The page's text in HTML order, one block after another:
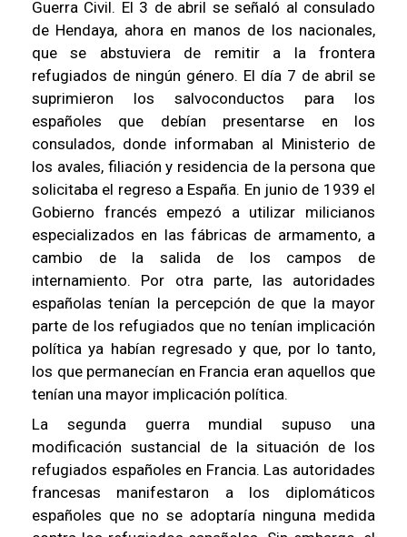
Guerra Civil. El 3 de abril se señaló al consulado
de Hendaya, ahora en manos de los nacionales,
que se abstuviera de remitir a la frontera
refugiados de ningún género. El día 7 de abril se
suprimieron los salvoconductos para los
españoles que debían presentarse en los
consulados, donde informaban al Ministerio de
los avales, filiación y residencia de la persona que
solicitaba el regreso a España. En junio de 1939 el
Gobierno francés empezó a utilizar milicianos
especializados en las fábricas de armamento, a
cambio de la salida de los campos de
internamiento. Por otra parte, las autoridades
españolas tenían la percepción de que la mayor
parte de los refugiados que no tenían implicación
política ya habían regresado y que, por lo tanto,
los que permanecían en Francia eran aquellos que
tenían una mayor implicación política.
La segunda guerra mundial supuso una
modificación sustancial de la situación de los
refugiados españoles en Francia. Las autoridades
francesas manifestaron a los diplomáticos
españoles que no se adoptaría ninguna medida